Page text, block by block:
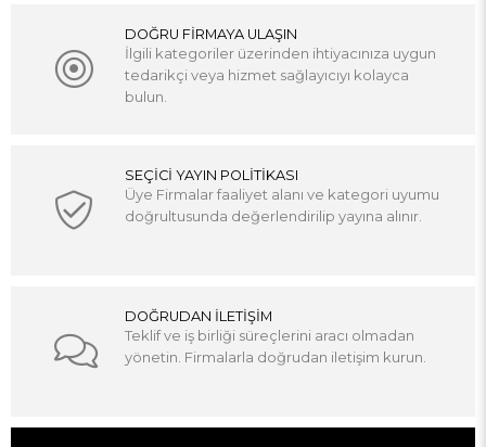
DOĞRU FİRMAYA ULAŞIN
İlgili kategoriler üzerinden ihtiyacınıza uygun
tedarikçi veya hizmet sağlayıcıyı kolayca
bulun.
SEÇİCİ YAYIN POLİTİKASI
Üye Firmalar faaliyet alanı ve kategori uyumu
doğrultusunda değerlendirilip yayına alınır.
DOĞRUDAN İLETİŞİM
Teklif ve iş birliği süreçlerini aracı olmadan
yönetin. Firmalarla doğrudan iletişim kurun.